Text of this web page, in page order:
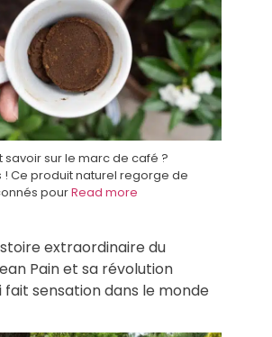
savoir sur le marc de café ?
Ce produit naturel regorge de
pourRead more
extraordinaire du
Pain et sa révolution
fait sensation dans le monde